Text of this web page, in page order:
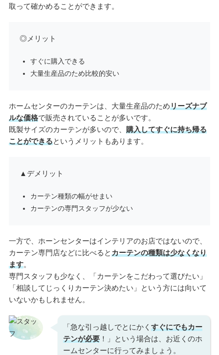
取って確かめることができます。
◎メリット
すぐに購入できる
大量生産品のため比較的安い
ホームセンターのカーテンは、大量生産品のためリーズナブ
ルな価格で販売されていることが多いです。
既製サイズのカーテンが多いので、 購入してすぐに持ち帰る
ことができるというメリットもあります。
▲デメリット
カーテン種類の幅がせまい
カーテンの専門スタッフが少ない
一方で、ホーンセンターはインテリアのお店ではないので、
カーテン専門店などに比べるとカーテンの種類は少なくなり
ます。
専門スタッフも少なく、「カーテンをこだわって選びたい」
「相談してじっくりカーテン決めたい」という方には向いて
いないかもしれません。
「急な引っ越しでとにかくすぐにでもカー
テンが必要 ！」という場合は、お近くのホ
ームセンターに行ってみましょう。